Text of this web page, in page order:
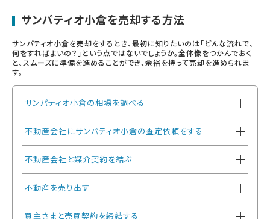
サンパティオ小倉を売却する方法
サンパティオ小倉を売却をするとき、最初に知りたいのは「どんな流れで、
何をすればよいの？」という点ではないでしょうか。全体像をつかんでおく
と、スムーズに準備を進めることができ、余裕を持って売却を進められま
す。
サンパティオ小倉の相場を調べる
不動産会社にサンパティオ小倉の査定依頼をする
不動産会社と媒介契約を結ぶ
不動産を売り出す
買主さまと売買契約を締結する